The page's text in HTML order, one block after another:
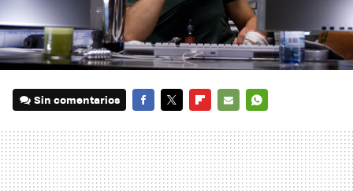
Sin comentarios
MAIL